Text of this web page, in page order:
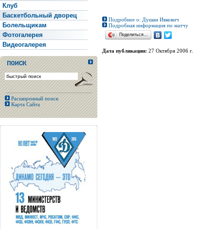
Клуб
Баскетбольный дворец
Болельщикам
Фотогалерея
Видеогалерея
Расширенный поиск
Карта Сайта
Подробнее о: Душан Ивкович
Подробная информация по матчу
Поделиться…
Дата публикации: 27 Октября 2006 г.